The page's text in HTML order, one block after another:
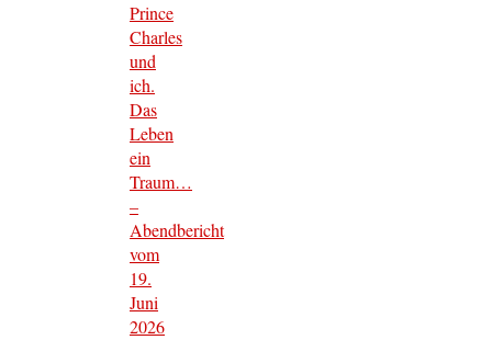
Prince
Charles
und
ich.
Das
Leben
ein
Traum…
–
Abendbericht
vom
19.
Juni
2026